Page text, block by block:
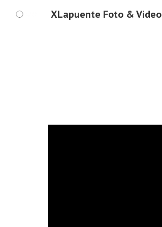
XLapuente Foto & Video